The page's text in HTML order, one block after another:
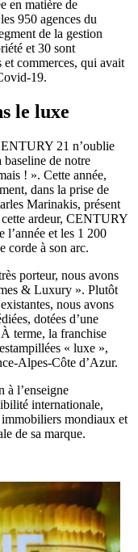
en matière de
950 agences du
de la gestion
et 30 sont
et commerces, qui avait
19.
le luxe
21 n’oublie
de notre
! ». Cette année,
dans la prise de
Marinakis, présent
cette ardeur, CENTURY
l’année et les 1 200
corde à son arc.
porteur, nous avons
& Luxury ». Plutôt
nous avons
dotées d’une
terme, la franchise
« luxe »,
Alpes-Côte d’Azur.
à l’enseigne
internationale,
immobiliers mondiaux et
de sa marque.